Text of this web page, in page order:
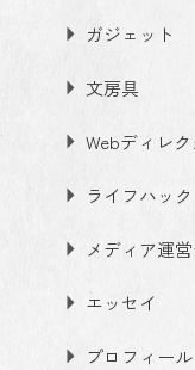
ガジェット
文房具
Webディレ
ライフハック
メディア運
エッセイ
プロフィール